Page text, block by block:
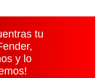
tu
y lo